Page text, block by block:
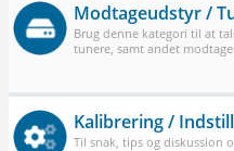
Modtageudstyr /
Brug denne kategori til at
tunere, samt andet
Kalibrering /
Til snak, tips og diskussion